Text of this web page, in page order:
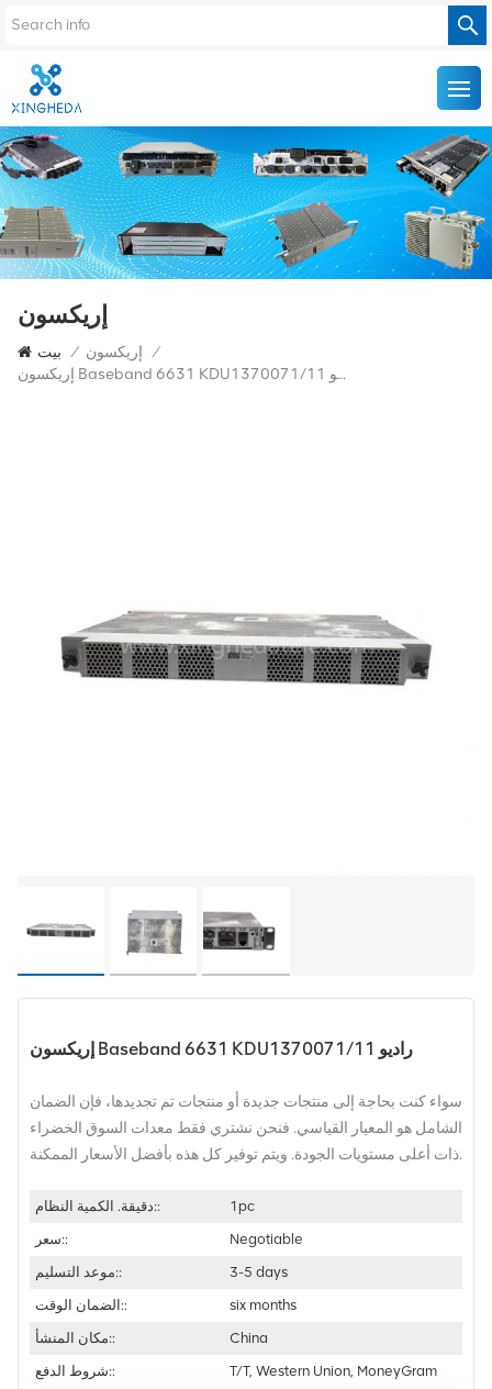
إريكسون
بيت / إريكسون /
إريكسون Baseband 6631 KDU1370071/11 راديو
إريكسون Baseband 6631 KDU1370071/11 راديو
سواء كنت بحاجة إلى منتجات جديدة أو منتجات تم تجديدها، فإن الضمان
الشامل هو المعيار القياسي. فنحن نشتري فقط معدات السوق الخضراء
ذات أعلى مستويات الجودة. ويتم توفير كل هذه بأفضل الأسعار الممكنة.
دقيقة. الكمية النظام::
1pc
سعر::
Negotiable
موعد التسليم::
3-5 days
الضمان الوقت::
six months
مكان المنشأ::
China
شروط الدفع::
T/T, Western Union, MoneyGram